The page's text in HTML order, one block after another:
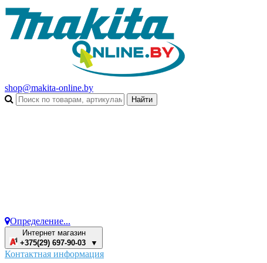
shop@makita-online.by
Определение...
Интернет магазин
+375(29) 697-90-03 ▼
Контактная информация